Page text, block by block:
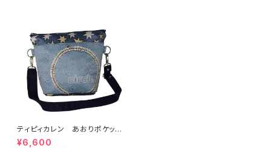
ティピィカレン あおりポケット
サークルショルダーバッグ
¥6,600